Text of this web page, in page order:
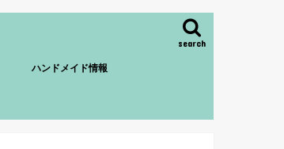
search
ハンドメイド情報